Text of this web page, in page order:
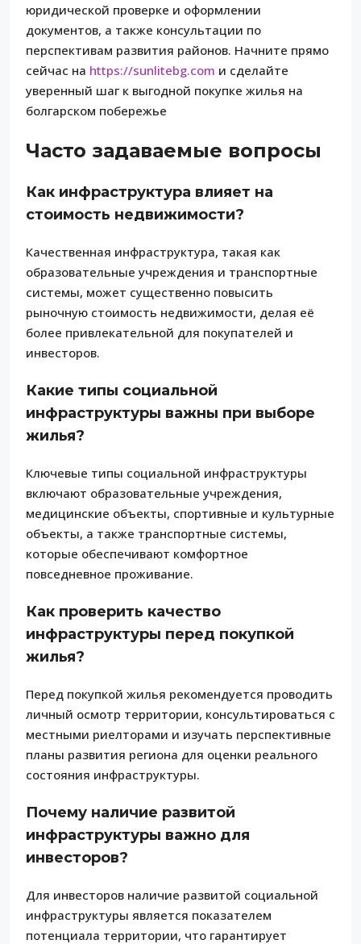
юридической проверке и оформлении
документов, а также консультации по
перспективам развития районов. Начните прямо
сейчас на https://sunlitebg.com и сделайте
уверенный шаг к выгодной покупке жилья на
болгарском побережье
Часто задаваемые вопросы
Как инфраструктура влияет на
стоимость недвижимости?
Качественная инфраструктура, такая как
образовательные учреждения и транспортные
системы, может существенно повысить
рыночную стоимость недвижимости, делая её
более привлекательной для покупателей и
инвесторов.
Какие типы социальной
инфраструктуры важны при выборе
жилья?
Ключевые типы социальной инфраструктуры
включают образовательные учреждения,
медицинские объекты, спортивные и культурные
объекты, а также транспортные системы,
которые обеспечивают комфортное
повседневное проживание.
Как проверить качество
инфраструктуры перед покупкой
жилья?
Перед покупкой жилья рекомендуется проводить
личный осмотр территории, консультироваться с
местными риелторами и изучать перспективные
планы развития региона для оценки реального
состояния инфраструктуры.
Почему наличие развитой
инфраструктуры важно для
инвесторов?
Для инвесторов наличие развитой социальной
инфраструктуры является показателем
потенциала территории, что гарантирует